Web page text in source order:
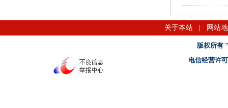
关于本站 网站
版权所有
电信经营许